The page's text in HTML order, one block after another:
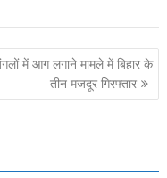
में आग लगाने मामले में बिहार के
तीन मजदूर गिरफ्तार